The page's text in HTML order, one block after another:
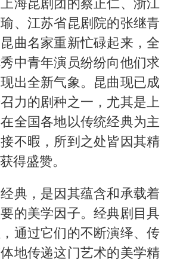
、江苏省昆剧院的张继青
曲名家重新忙碌起来，全
中青年演员纷纷向他们求
出全新气象。昆曲现已成
力的剧种之一，尤其是上
全国各地以传统经典为主
不暇，所到之处皆因其精
得盛赞。
典，是因其蕴含和承载着
的美学因子。经典剧目具
通过它们的不断演绎、传
地传递这门艺术的美学精